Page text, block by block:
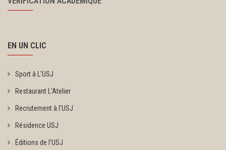
EN UN CLIC
Sport à L'USJ
Restaurant L'Atelier
Recrutement à l'USJ
Résidence USJ
Éditions de l'USJ